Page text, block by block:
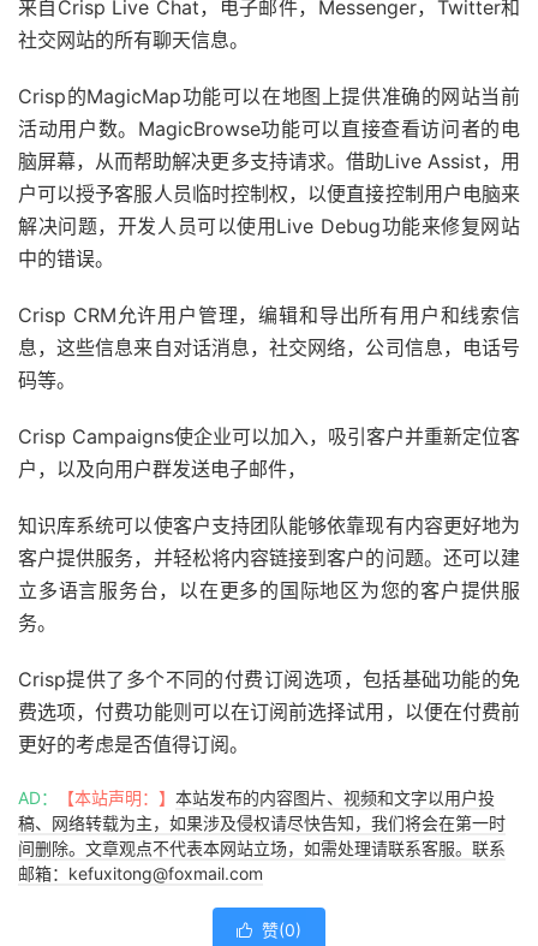
来自Crisp Live Chat，电子邮件，Messenger，Twitter和
社交网站的所有聊天信息。
Crisp的MagicMap功能可以在地图上提供准确的网站当前
活动用户数。MagicBrowse功能可以直接查看访问者的电
脑屏幕，从而帮助解决更多支持请求。借助Live Assist，用
户可以授予客服人员临时控制权，以便直接控制用户电脑来
解决问题，开发人员可以使用Live Debug功能来修复网站
中的错误。
Crisp CRM允许用户管理，编辑和导出所有用户和线索信
息，这些信息来自对话消息，社交网络，公司信息，电话号
码等。
Crisp Campaigns使企业可以加入，吸引客户并重新定位客
户，以及向用户群发送电子邮件，
知识库系统可以使客户支持团队能够依靠现有内容更好地为
客户提供服务，并轻松将内容链接到客户的问题。还可以建
立多语言服务台，以在更多的国际地区为您的客户提供服
务。
Crisp提供了多个不同的付费订阅选项，包括基础功能的免
费选项，付费功能则可以在订阅前选择试用，以便在付费前
更好的考虑是否值得订阅。
AD： 【本站声明：】 本站发布的内容图片、视频和文字以用户投
稿、网络转载为主，如果涉及侵权请尽快告知，我们将会在第一时
间删除。文章观点不代表本网站立场，如需处理请联系客服。联系
邮箱：kefuxitong@foxmail.com
 赞(0)